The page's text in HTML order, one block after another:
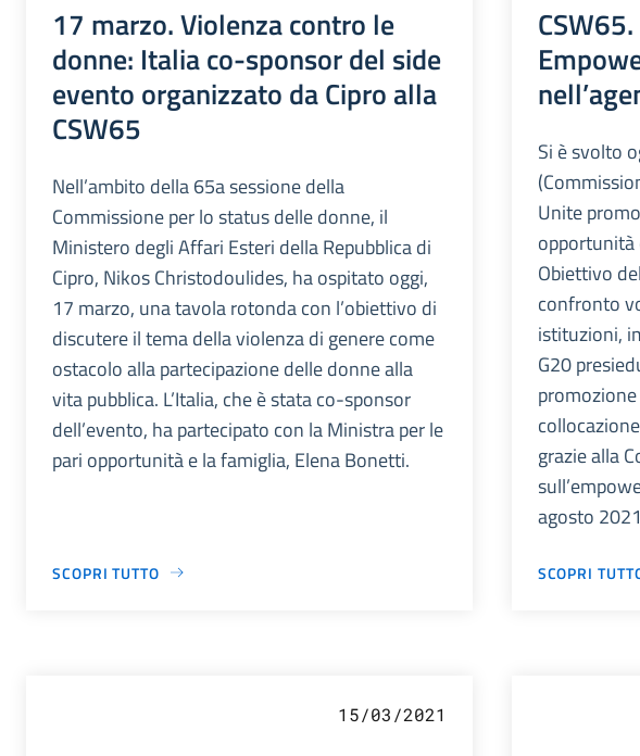
17 marzo. Violenza contro le
donne: Italia co-sponsor del side
evento organizzato da Cipro alla
CSW65
Nell’ambito della 65a sessione della
Commissione per lo status delle donne, il
Ministero degli Affari Esteri della Repubblica di
Cipro, Nikos Christodoulides, ha ospitato oggi,
17 marzo, una tavola rotonda con l’obiettivo di
discutere il tema della violenza di genere come
ostacolo alla partecipazione delle donne alla
vita pubblica. L’Italia, che è stata co-sponsor
dell’evento, ha partecipato con la Ministra per le
pari opportunità e la famiglia, Elena Bonetti.
SCOPRI TUTTO
Si è svolto
Unite
opportunità
Obiettivo
confronto
istituzioni,
G20
grazie alla
agosto
SCOPRI
15/03/2021